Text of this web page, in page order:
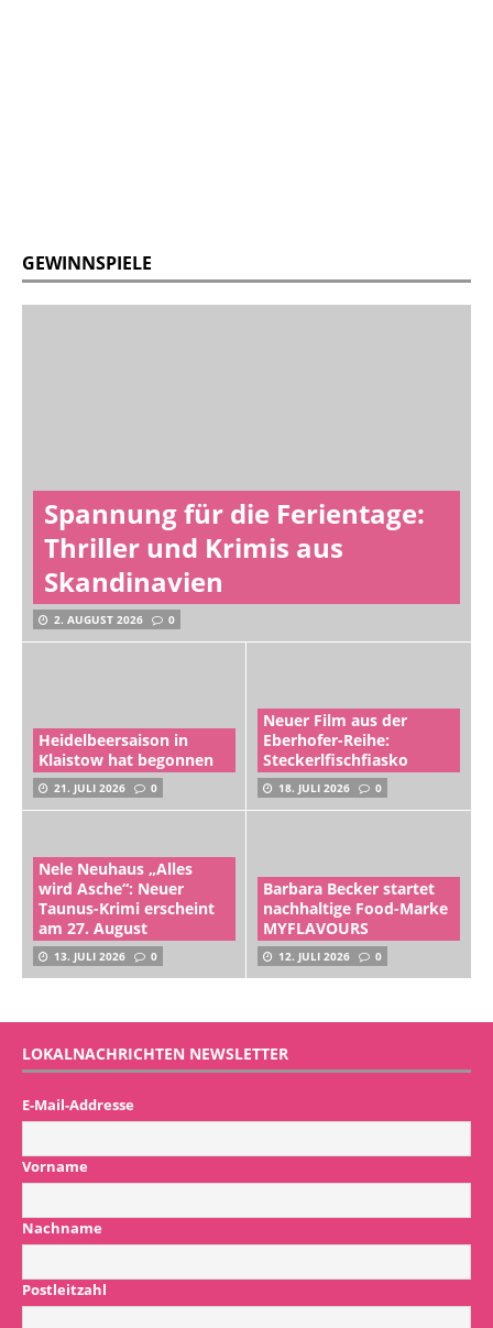
GEWINNSPIELE
Spannung für die Ferientage:
Thriller und Krimis aus
Skandinavien
2. AUGUST 2026 0
Heidelbeersaison in
Klaistow hat begonnen
21. JULI 2026 0
Neuer Film aus der
Eberhofer-Reihe:
Steckerlfischfiasko
18. JULI 2026 0
Nele Neuhaus „Alles
wird Asche“: Neuer
Taunus-Krimi erscheint
am 27. August
13. JULI 2026 0
Barbara Becker startet
nachhaltige Food-Marke
MYFLAVOURS
12. JULI 2026 0
LOKALNACHRICHTEN NEWSLETTER
E-Mail-Addresse
Vorname
Nachname
Postleitzahl